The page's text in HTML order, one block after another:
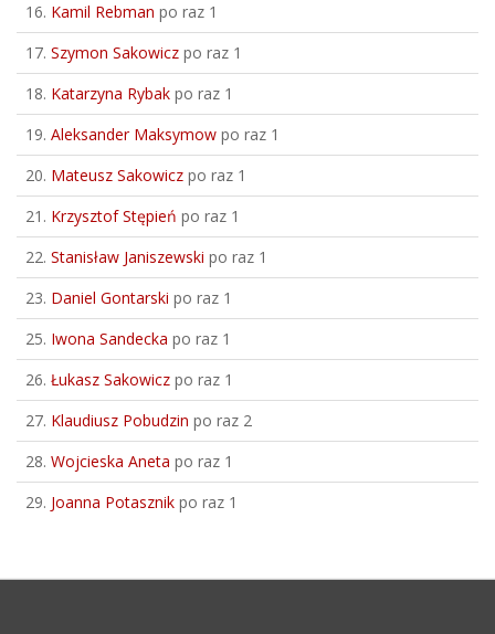
16. Kamil Rebman po raz 1
17. Szymon Sakowicz po raz 1
18. Katarzyna Rybak po raz 1
19. Aleksander Maksymow po raz 1
20. Mateusz Sakowicz po raz 1
21. Krzysztof Stępień po raz 1
22. Stanisław Janiszewski po raz 1
23. Daniel Gontarski po raz 1
25. Iwona Sandecka po raz 1
26. Łukasz Sakowicz po raz 1
27. Klaudiusz Pobudzin po raz 2
28. Wojcieska Aneta po raz 1
29. Joanna Potasznik po raz 1